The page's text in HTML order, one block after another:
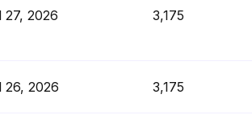
27, 2026 3,175
26, 2026 3,175